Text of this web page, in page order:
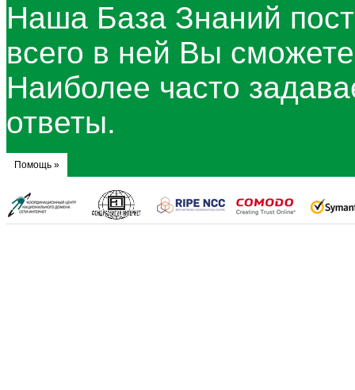
Наша База Знаний
всего в ней Вы
Наиболее часто
ответы.
Помощь »